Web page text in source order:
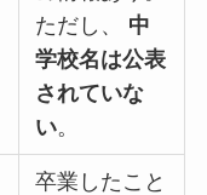
ただし、 中
学校名は公表
されていな
い。
卒業したこと